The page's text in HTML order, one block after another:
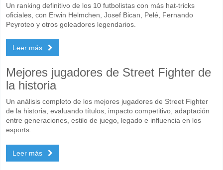
Un ranking definitivo de los 10 futbolistas con más hat-tricks
oficiales, con Erwin Helmchen, Josef Bican, Pelé, Fernando
Peyroteo y otros goleadores legendarios.
Leer más
Mejores jugadores de Street Fighter de
la historia
Un análisis completo de los mejores jugadores de Street Fighter
de la historia, evaluando títulos, impacto competitivo, adaptación
entre generaciones, estilo de juego, legado e influencia en los
esports.
Leer más